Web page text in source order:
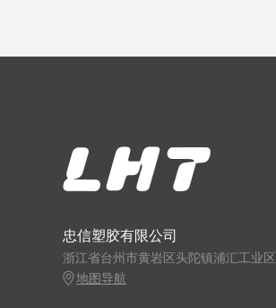
忠信塑胶有限公司
浙江省台州市黄岩区头陀镇浦汇工业区
地图导航